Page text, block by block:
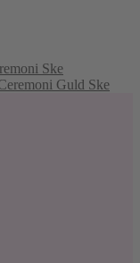
Ske
Guld Ske